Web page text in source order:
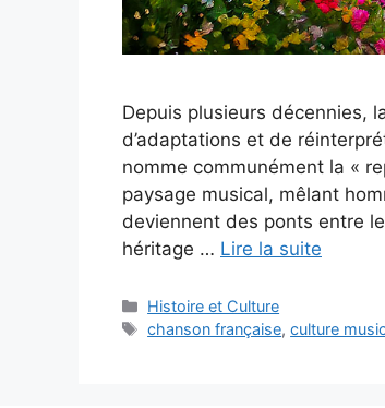
Depuis plusieurs décennies,
d’adaptations et de
nomme communément la «
paysage musical, mêlant
deviennent des ponts entre
héritage … Lire la suite
Catégories
Histoire et Culture
Étiquettes
chanson française,culture